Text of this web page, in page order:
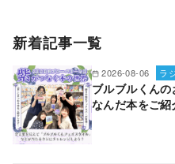
新着記事一覧
2026-08-06 ラ
ブルブルくん
なんだ本をご紹